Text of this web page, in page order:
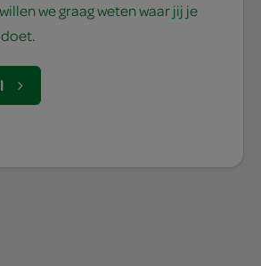
we graag weten waar jij je